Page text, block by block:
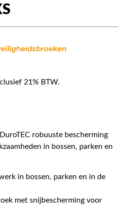
21% BTW.
robuuste bescherming
in bossen, parken en
in bossen, parken en in de
met snijbescherming voor